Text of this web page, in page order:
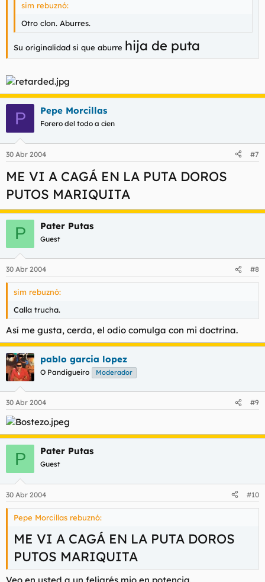
sim rebuznó:
Otro clon. Aburres.
Su originalidad si que aburre hija de puta
P Pepe Morcillas
Forero del todo a cien
30 Abr 2004 #7
ME VI A CAGÁ EN LA PUTA DOROS
PUTOS MARIQUITA
P Pater Putas
Guest
30 Abr 2004 #8
sim rebuznó:
Calla trucha.
Así me gusta, cerda, el odio comulga con mi doctrina.
pablo garcia lopez
O Pandigueiro Moderador
30 Abr 2004 #9
P Pater Putas
Guest
30 Abr 2004 #10
Pepe Morcillas rebuznó:
ME VI A CAGÁ EN LA PUTA DOROS
PUTOS MARIQUITA